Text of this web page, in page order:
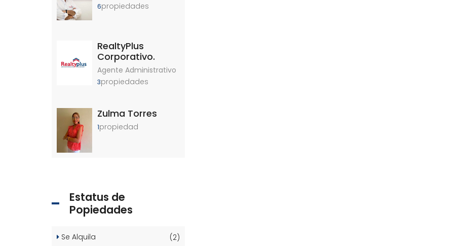
6propiedades
RealtyPlus
Corporativo.
Agente Administrativo
3propiedades
Zulma Torres
1propiedad
Estatus de
Popiedades
Se Alquila
(2)